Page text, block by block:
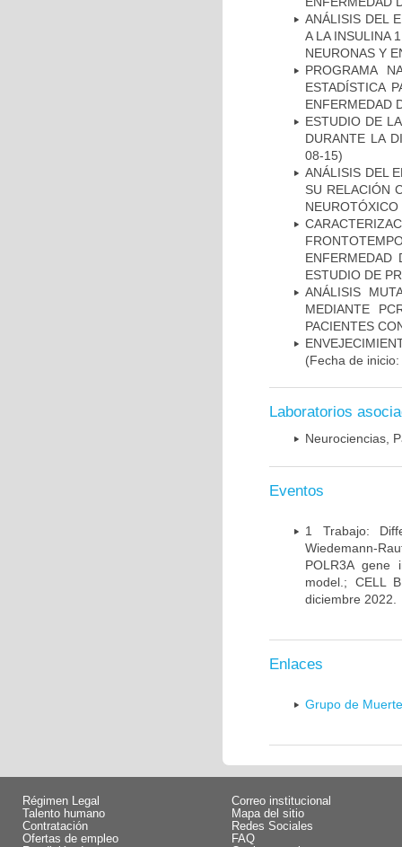
ANÁLISIS DEL
A LA INSULINA
NEURONAS Y
PROGRAMA
ESTADÍSTICA
ENFERMEDAD
ESTUDIO DE
DURANTE LA
08-15)
ANÁLISIS DEL
SU RELACIÓN
NEUROTÓXICO
ENFERMEDAD
ESTUDIO DE
ANÁLISIS
MEDIANTE
PACIENTES
(Fecha de
Laboratorios
Neurociencias,
Eventos
1 Trabajo:
Wiedemann-
POLR3A gene
model.; CELL
diciembre 2022.
Enlaces
Grupo de
Régimen Legal
Talento humano
Contratación
Ofertas de empleo
Correo institucional
Mapa del sitio
Redes Sociales
FAQ